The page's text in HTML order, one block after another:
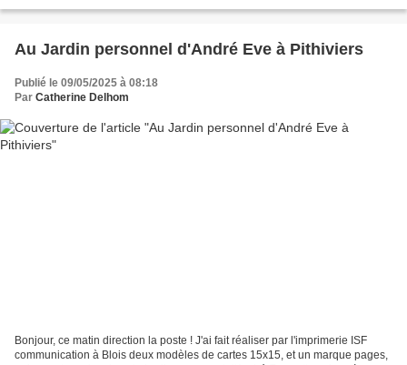
Au Jardin personnel d'André Eve à Pithiviers
Publié le 09/05/2025 à 08:18
Par Catherine Delhom
Bonjour, ce matin direction la poste ! J'ai fait réaliser par l'imprimerie ISF
communication à Blois deux modèles de cartes 15x15, et un marque pages,